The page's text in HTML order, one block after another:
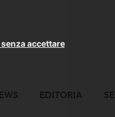
accettare
EDITORIA